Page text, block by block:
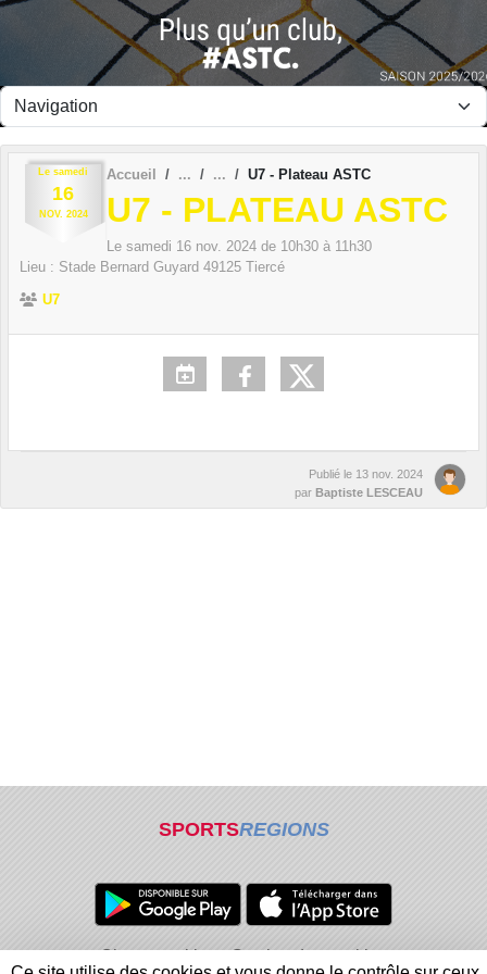
Le samedi
16
NOV. 2024
Accueil U7 - Plateau ASTC
U7 - PLATEAU ASTC
Le samedi 16 nov. 2024 de 10h30 à 11h30
Lieu : Stade Bernard Guyard 49125 Tiercé
U7
Publié le 13 nov. 2024
par Baptiste LESCEAU
SPORTSREGIONS
Charte cookies
Gestion des cookies
Panneau de gestion des cookies